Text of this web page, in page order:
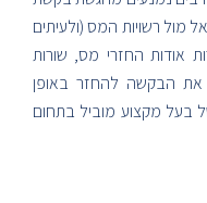
מול רשויות המס (ולעיתים
אודות החזרי מס, שורות
את הבקשה להחזר באופן
בעל מקצוע מוביל בתחום